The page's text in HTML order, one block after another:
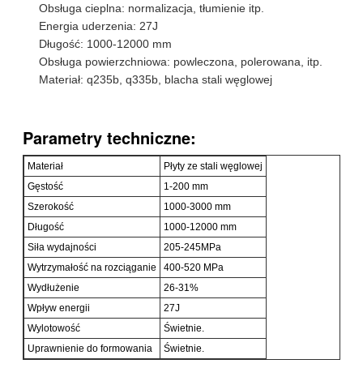
Obsługa cieplna: normalizacja, tłumienie itp.
Energia uderzenia: 27J
Długość: 1000-12000 mm
Obsługa powierzchniowa: powleczona, polerowana, itp.
Materiał: q235b, q335b, blacha stali węglowej
Parametry techniczne:
Materiał
Płyty ze stali węglowej
Gęstość
1-200 mm
Szerokość
1000-3000 mm
Długość
1000-12000 mm
Siła wydajności
205-245MPa
Wytrzymałość na rozciąganie
400-520 MPa
Wydłużenie
26-31%
Wpływ energii
27J
Wylotowość
Świetnie.
Uprawnienie do formowania
Świetnie.